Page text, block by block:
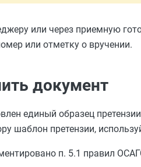
или через приемную
или отметку о вручении.
документ
единый образец
шаблон претензии,
п. 5.1 правил